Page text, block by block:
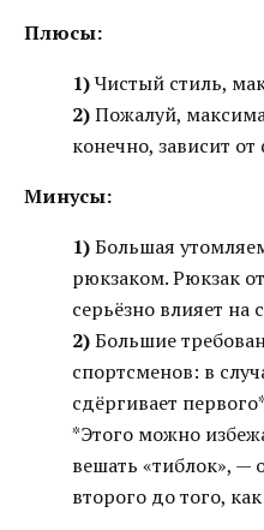
Плюсы:
1)Чистый стиль,
2)Пожалуй,
конечно, зависит
Минусы:
1)Большая
рюкзаком. Рюкзак
серьёзно влияет на
2)Большие
спортсменов: в
сдёргивает
*Этого можно
вешать «тиблок», —
второго до того,